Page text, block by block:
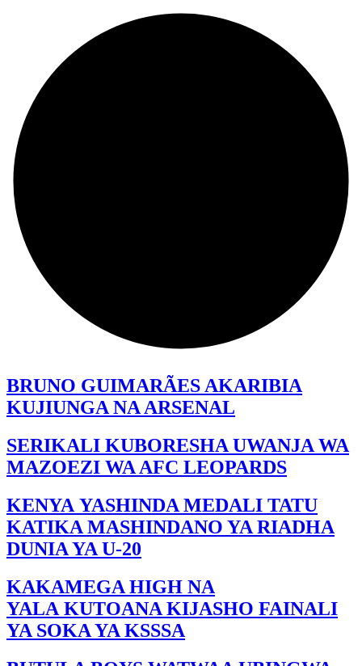
BRUNO GUIMARÃES AKARIBIA
KUJIUNGA NA ARSENAL
SERIKALI KUBORESHA UWANJA WA
MAZOEZI WA AFC LEOPARDS
KENYA YASHINDA MEDALI TATU
KATIKA MASHINDANO YA RIADHA
DUNIA YA U-20
KAKAMEGA HIGH NA
YALA KUTOANA KIJASHO FAINALI
YA SOKA YA KSSSA